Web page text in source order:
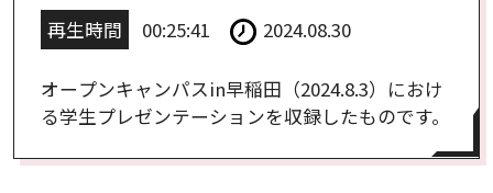
再生時間 00:25:41 2024.08.30
オープンキャンパスin早稲田（2024.8.3）におけ
る学生プレゼンテーションを収録したものです。